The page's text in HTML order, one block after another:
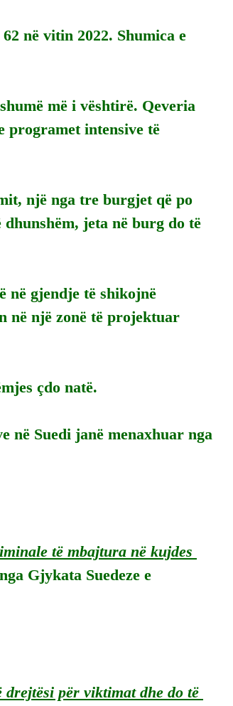
në vitin 2022. Shumica e
më i vështirë. Qeveria
programet intensive të
një nga tre burgjet që po
jeta në burg do të
në gjendje të shikojnë
në një zonë të projektuar
çdo natë.
në Suedi janë menaxhuar nga
të mbajtura në kujdes
Gjykata Suedeze e
për viktimat dhe do të